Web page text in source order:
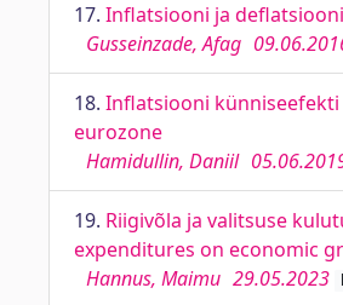
17. Inflatsiooni ja
Gusseinzade, Afag
18. Inflatsiooni
eurozone
Hamidullin, Daniil
19. Riigivõla ja valitsuse
expenditures on economic
Hannus, Maimu 29.05.2023